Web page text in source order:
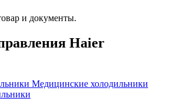
и документы.
Haier
Медицинские холодильники